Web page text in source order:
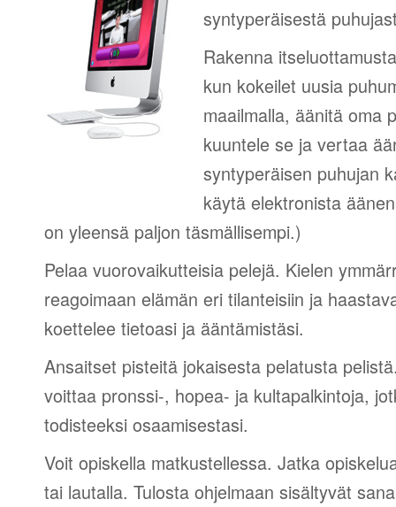
syntyperäisestä
Rakenna
kun kokeilet uusia
maailmalla, äänitä oma
kuuntele se ja vertaa
syntyperäisen puhujan
käytä elektronista
on yleensä paljon täsmällisempi.)
Pelaa vuorovaikutteisia pelejä. Kielen
reagoimaan elämän eri tilanteisiin ja
koettelee tietoasi ja ääntämistäsi.
Ansaitset pisteitä jokaisesta pelatusta
voittaa pronssi-, hopea- ja kultapalkintoja,
todisteeksi osaamisestasi.
Voit opiskella matkustellessa. Jatka
tai lautalla. Tulosta ohjelmaan sisältyvät